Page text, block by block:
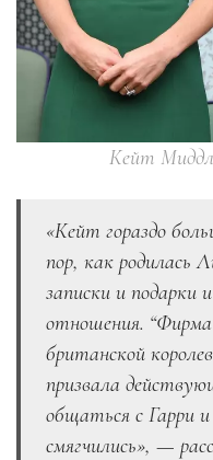
Кейт
«Кейт гораздо
пор, как родилась
записки и
отношения.
британской
призвала
общаться с Гарри
смягчились», —